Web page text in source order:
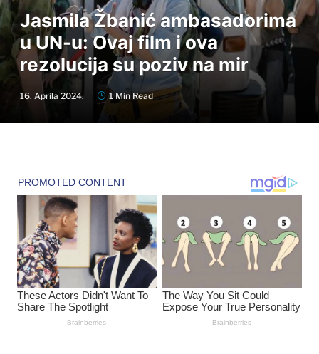
Jasmila Žbanić ambasadorima
u UN-u: Ovaj film i ova
rezolucija su poziv na mir
16. Aprila 2024. 1 Min Read